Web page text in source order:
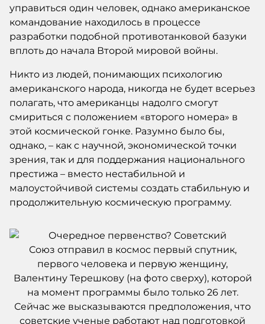
управиться один человек, однако американское
командование находилось в процессе
разработки подобной противотанковой базуки
вплоть до начала Второй мировой войны.
Никто из людей, понимающих психологию
американского народа, никогда не будет всерьез
полагать, что американцы надолго смогут
смириться с положением «второго номера» в
этой космической гонке. Разумно было бы,
однако, – как с научной, экономической точки
зрения, так и для поддержания национального
престижа – вместо нестабильной и
малоустойчивой системы создать стабильную и
продолжительную космическую программу.